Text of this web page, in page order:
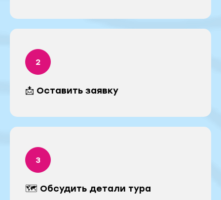
📩 Оставить заявку
🗺 Обсудить детали тура